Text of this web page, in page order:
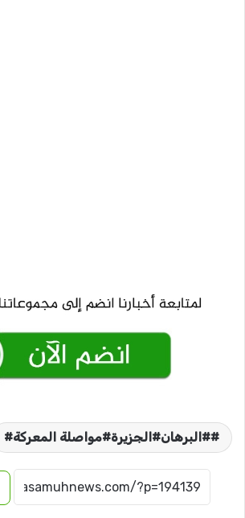
#البرهان#الجزيرة#مواصلة المعركة#